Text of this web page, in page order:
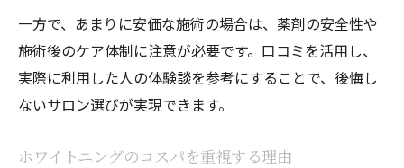
一方で、あまりに安価な施術の場合は、薬剤の安全性や
施術後のケア体制に注意が必要です。口コミを活用し、
実際に利用した人の体験談を参考にすることで、後悔し
ないサロン選びが実現できます。
ホワイトニングのコスパを重視する理由